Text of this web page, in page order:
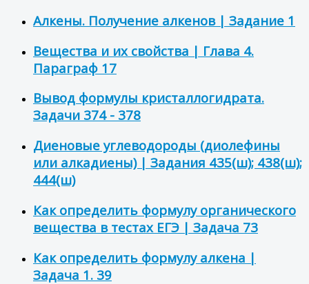
Алкены. Получение алкенов | Задание 1
Вещества и их свойства | Глава 4.
Параграф 17
Вывод формулы кристаллогидрата.
Задачи 374 - 378
Диеновые углеводороды (диолефины
или алкадиены) | Задания 435(ш); 438(ш);
444(ш)
Как определить формулу органического
вещества в тестах ЕГЭ | Задача 73
Как определить формулу алкена |
Задача 1. 39